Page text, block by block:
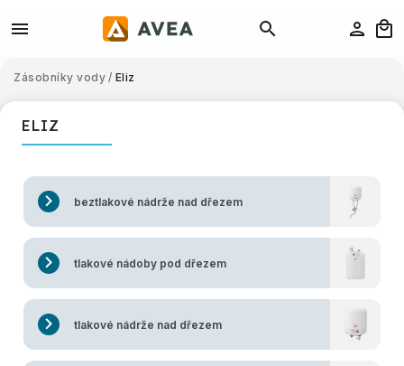
Zásobníky vody / Eliz
ELIZ
beztlakové nádrže nad dřezem
tlakové nádoby pod dřezem
tlakové nádrže nad dřezem